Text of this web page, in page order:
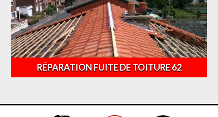
RÉPARATION FUITE DE TOITURE 62